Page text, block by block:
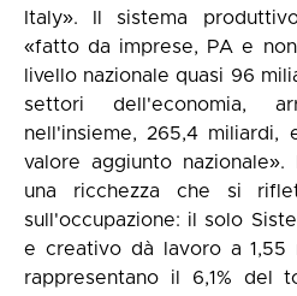
Italy». Il sistema
«fatto da imprese, PA e
livello nazionale quasi 96
settori dell'economia,
nell'insieme, 265,4 miliardi,
valore aggiunto
una ricchezza che si
sull'occupazione: il solo
e creativo dà lavoro a 1,55
rappresentano il 6,1% del